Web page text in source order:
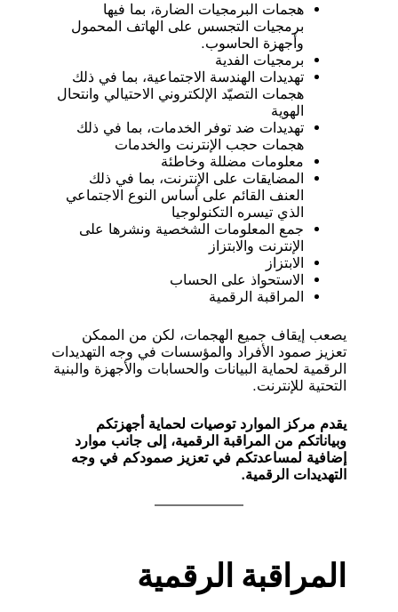
هجمات البرمجيات الضارة، بما فيها
برمجيات التجسس على الهاتف المحمول
وأجهزة الحاسوب.
برمجيات الفدية
تهديدات الهندسة الاجتماعية، بما في ذلك
هجمات التصيّد الإلكتروني الاحتيالي وانتحال
الهوية
تهديدات ضد توفر الخدمات، بما في ذلك
هجمات حجب الإنترنت والخدمات
معلومات مضللة وخاطئة
المضايقات على الإنترنت، بما في ذلك
العنف القائم على أساس النوع الاجتماعي
الذي تيسره التكنولوجيا
جمع المعلومات الشخصية ونشرها على
الإنترنت والابتزاز
الابتزاز
الاستحواذ على الحساب
المراقبة الرقمية
يصعب إيقاف جميع الهجمات، لكن من الممكن
تعزيز صمود الأفراد والمؤسسات في وجه التهديدات
الرقمية لحماية البيانات والحسابات والأجهزة والبنية
التحتية للإنترنت.
يقدم مركز الموارد توصيات لحماية أجهزتكم
وبياناتكم من المراقبة الرقمية، إلى جانب موارد
إضافية لمساعدتكم في تعزيز صمودكم في وجه
التهديدات الرقمية.
المراقبة الرقمية